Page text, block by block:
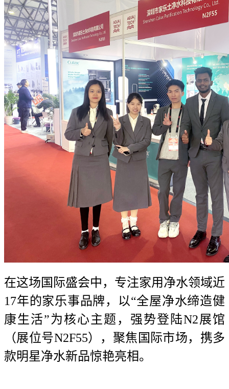
在这场国际盛会中，专注家用净水领域近
17年的家乐事品牌，以“全屋净水缔造健
康生活”为核心主题，强势登陆N2展馆
（展位号N2F55），聚焦国际市场，携多
款明星净水新品惊艳亮相。